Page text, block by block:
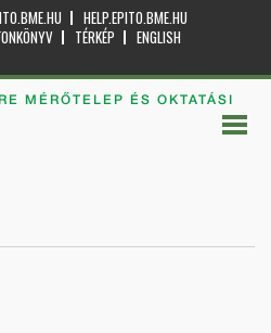
HELP.EPITO.BME.HU
TÉRKÉP
ENGLISH
MÉRŐTELEP ÉS OKTATÁSI